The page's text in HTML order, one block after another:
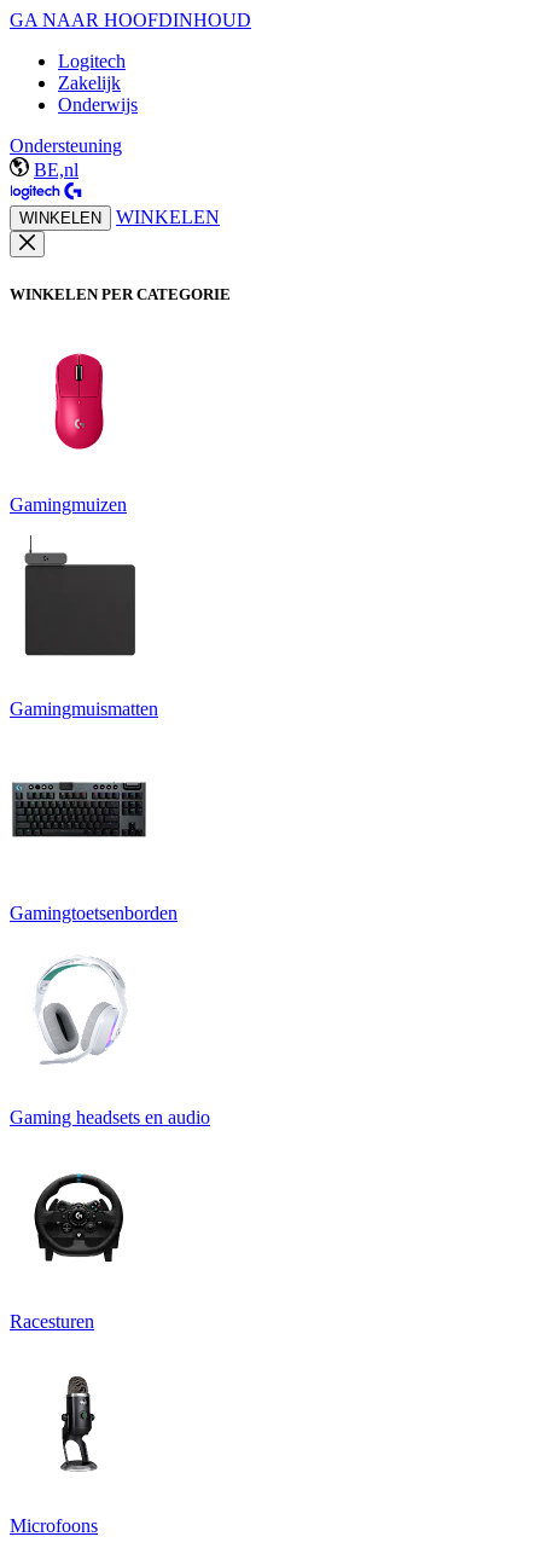
GA NAAR HOOFDINHOUD
Logitech
Zakelijk
Onderwijs
Ondersteuning
BE,nl
WINKELEN WINKELEN
WINKELEN PER CATEGORIE
Gamingmuizen
Gamingmuismatten
Gamingtoetsenborden
Gaming headsets en audio
Racesturen
Microfoons